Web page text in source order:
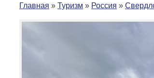
Главная » Туризм » Россия »